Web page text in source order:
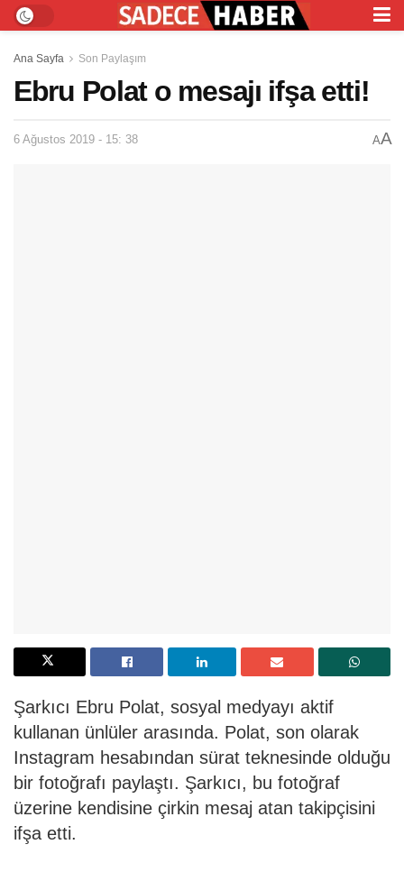
Ana Sayfa Son Paylaşım
Ebru Polat o mesajı ifşa etti!
6 Ağustos 2019 - 15: 38 AA
Şarkıcı Ebru Polat, sosyal medyayı aktif
kullanan ünlüler arasında. Polat, son olarak
Instagram hesabından sürat teknesinde olduğu
bir fotoğrafı paylaştı. Şarkıcı, bu fotoğraf
üzerine kendisine çirkin mesaj atan takipçisini
ifşa etti.